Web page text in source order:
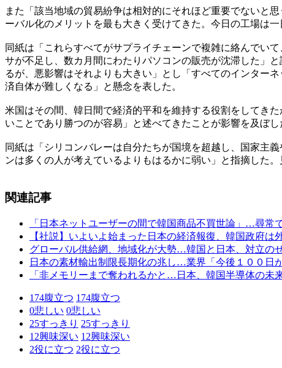
また「該当地域の貿易紛争は相対的にそれほど重要でないと
ーバル化のメリットを最も大きく受けてきた。今日の工場は
同紙は「これらすべてがサプライチェーンで複雑に絡んでい
サが不足し、数カ月間にわたりパソコンの販売が沈滞した」
るが、悪影響はそれよりも大きい」とし「すべてのインター
済自体が難しくなる」と懸念を表した。
米国はその間、韓日間で経済的平和を維持する役割をしてき
いことであり勝つのが容易」と述べてきたことが影響を及ぼ
同紙は「シリコンバレーは自分たちが国境を超越し、国家主
ンは多くの人が考えているよりもはるかに弱い」と指摘した
関連記事
「日本ネットユーザーの間で韓国商品不買世論」…尋常
【社説】いよいよ始まった日本の経済報復、韓国政府は
グローバル供給網、地域化が大勢…韓国と日本、対立の
日本の素材輸出制限長期化の兆し…業界「今後１００日
「非メモリーまで奪われるかと…日本、韓国半導体の未
174腹立つ 174腹立つ
0悲しい 0悲しい
25すっきり 25すっきり
12興味深い 12興味深い
2役に立つ 2役に立つ